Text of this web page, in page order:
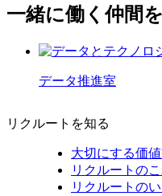
一緒に働く仲間
データ推進室
リクルートを知る
大切にする価
リクルートの
リクルートのい